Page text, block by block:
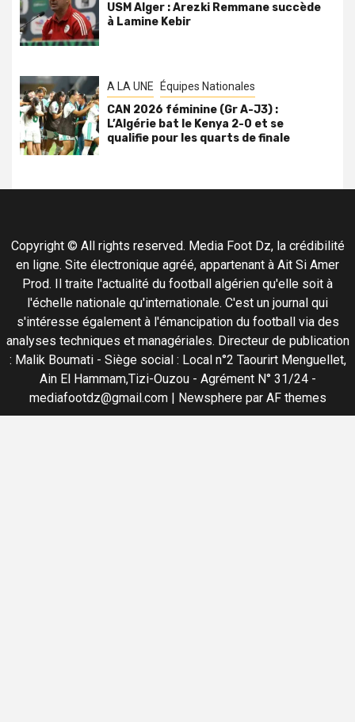
USM Alger : Arezki Remmane succède
à Lamine Kebir
A LA UNE Équipes Nationales
CAN 2026 féminine (Gr A-J3) :
L’Algérie bat le Kenya 2-0 et se
qualifie pour les quarts de finale
Copyright © All rights reserved. Media Foot Dz, la crédibilité
en ligne. Site électronique agréé, appartenant à Ait Si Amer
Prod. Il traite l'actualité du football algérien qu'elle soit à
l'échelle nationale qu'internationale. C'est un journal qui
s'intéresse également à l'émancipation du football via des
analyses techniques et managériales. Directeur de publication
: Malik Boumati - Siège social : Local n°2 Taourirt Menguellet,
Ain El Hammam,Tizi-Ouzou - Agrément N° 31/24 -
mediafootdz@gmail.com
Newspherepar AF themes